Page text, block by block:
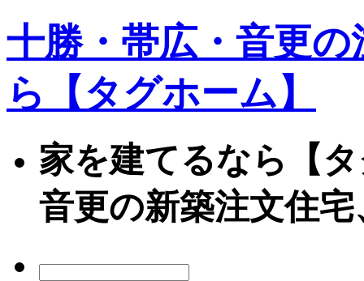
十勝・帯広・音更
ら【タグホーム】
家を建てるなら【
音更の新築注文住